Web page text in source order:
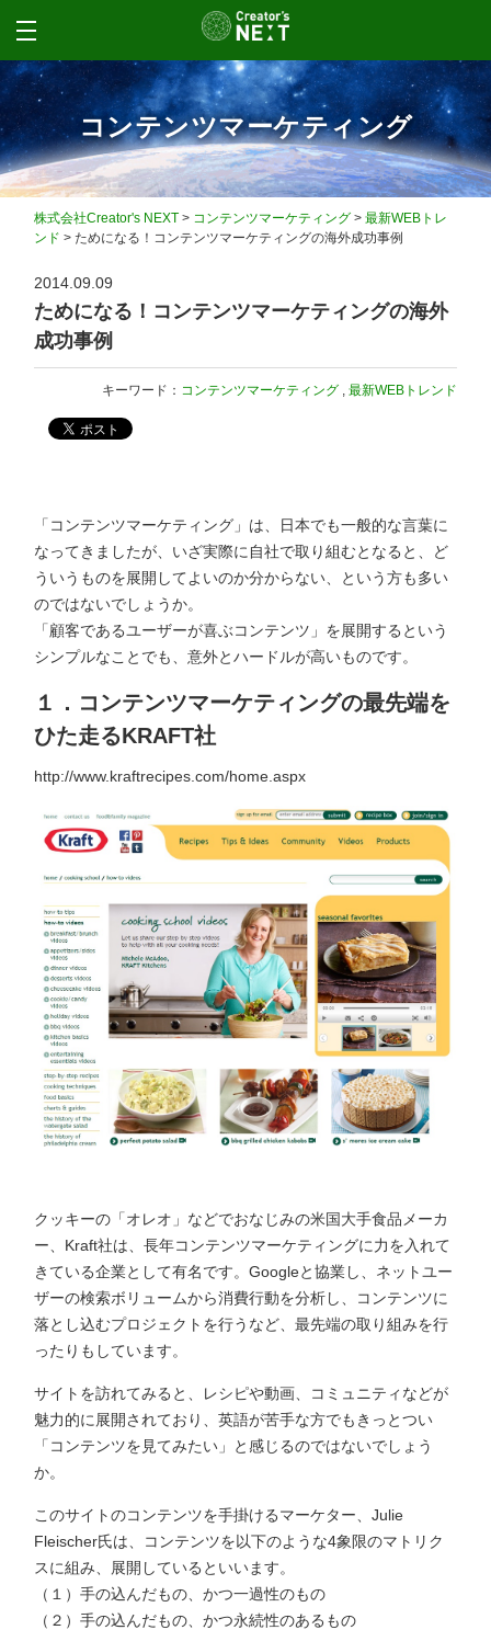
コンテンツマーケティング
株式会社Creator's NEXT > コンテンツマーケティング >最新WEBトレ
ンド >ためになる！コンテンツマーケティングの海外成功事例
2014.09.09
ためになる！コンテンツマーケティングの海外
成功事例
キーワード： コンテンツマーケティング, 最新WEBトレンド
「コンテンツマーケティング」は、日本でも一般的な言葉に
なってきましたが、いざ実際に自社で取り組むとなると、ど
ういうものを展開してよいのか分からない、という方も多い
のではないでしょうか。
「顧客であるユーザーが喜ぶコンテンツ」を展開するという
シンプルなことでも、意外とハードルが高いものです。
１．コンテンツマーケティングの最先端を
ひた走るKRAFT社
http://www.kraftrecipes.com/home.aspx
クッキーの「オレオ」などでおなじみの米国大手食品メーカ
ー、Kraft社は、長年コンテンツマーケティングに力を入れて
きている企業として有名です。Googleと協業し、ネットユー
ザーの検索ボリュームから消費行動を分析し、コンテンツに
落とし込むプロジェクトを行うなど、最先端の取り組みを行
ったりもしています。
サイトを訪れてみると、レシピや動画、コミュニティなどが
魅力的に展開されており、英語が苦手な方でもきっとつい
「コンテンツを見てみたい」と感じるのではないでしょう
か。
このサイトのコンテンツを手掛けるマーケター、Julie
Fleischer氏は、コンテンツを以下のような4象限のマトリク
スに組み、展開しているといいます。
（１）手の込んだもの、かつ一過性のもの
（２）手の込んだもの、かつ永続性のあるもの